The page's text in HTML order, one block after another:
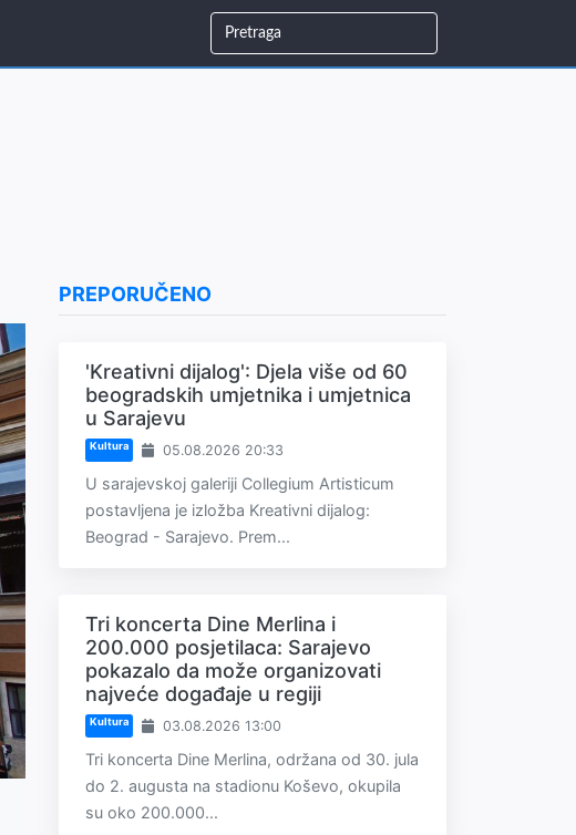
PREPORUČENO
'Kreativni dijalog': Djela više od 60
beogradskih umjetnika i umjetnica
u Sarajevu
Kultura 05.08.2026 20:33
U sarajevskoj galeriji Collegium Artisticum
postavljena je izložba Kreativni dijalog:
Beograd - Sarajevo. Prem...
Tri koncerta Dine Merlina i
200.000 posjetilaca: Sarajevo
pokazalo da može organizovati
najveće događaje u regiji
Kultura 03.08.2026 13:00
Tri koncerta Dine Merlina, održana od 30. jula
do 2. augusta na stadionu Koševo, okupila
su oko 200.000...